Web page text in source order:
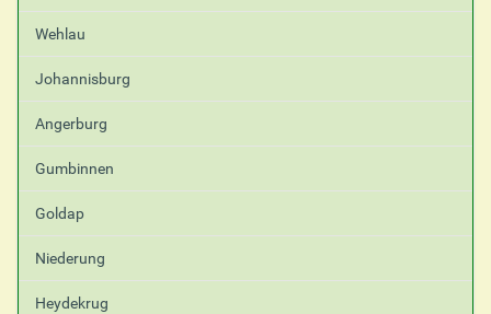
Wehlau
Johannisburg
Angerburg
Gumbinnen
Goldap
Niederung
Heydekrug